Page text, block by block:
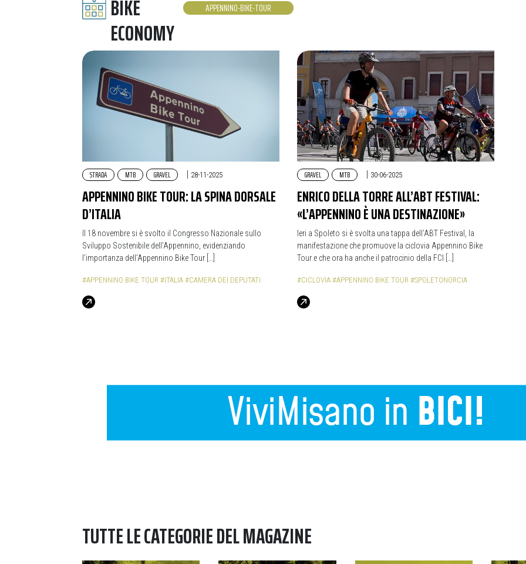
BIKE
ECONOMY
APPENNINO-BIKE-TOUR
STRADA MTB GRAVEL 28-11-2025
APPENNINO BIKE TOUR: LA SPINA DORSALE
D’ITALIA
Il 18 novembre si è svolto il Congresso Nazionale sullo
Sviluppo Sostenibile dell’Appennino, evidenziando
l’importanza dell’Appennino Bike Tour […]
#APPENNINO BIKE TOUR #ITALIA #CAMERA DEI DEPUTATI
GRAVEL MTB 30-06-2025
ENRICO DELLA TORRE ALL’ABT FESTIVAL:
«L’APPENNINO È UNA DESTINAZIONE»
Ieri a Spoleto si è svolta una tappa dell’ABT Festival, la
manifestazione che promuove la ciclovia Appennino Bike
Tour e che ora ha anche il patrocinio della FCI […]
#CICLOVIA #APPENNINO BIKE TOUR #SPOLETONORCIA
TUTTE LE CATEGORIE DEL MAGAZINE